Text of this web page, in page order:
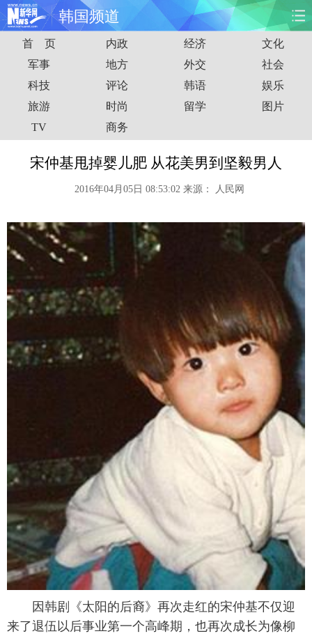
韩国频道
首页 时政 国际 财经
娱乐 体育 人事 教育
时尚 思客
港澳 台湾 华人 汽车
能源 房产
图片
金融 公益 无人机
新华广播
新华电视英文 返回PC
首 页 内政 经济
文化
军事
地方 外交
社会
科技
评论 韩语
娱乐
旅游
时尚 留学
图片
TV
商务
宋仲基甩掉婴儿肥 从花美男到坚毅男人
2016年04月05日 08:53:02 来源： 人民网
因韩剧《太阳的后裔》再次走红的宋仲基不仅迎
来了退伍以后事业第一个高峰期，也再次成长为像柳